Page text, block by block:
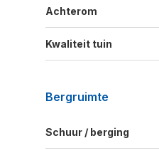
Achterom
Kwaliteit tuin
Bergruimte
Schuur / berging